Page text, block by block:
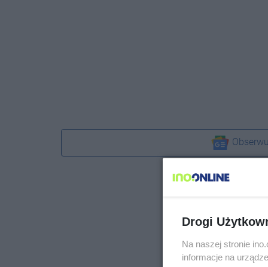
Drogi
Na naszej stronie
informacje na